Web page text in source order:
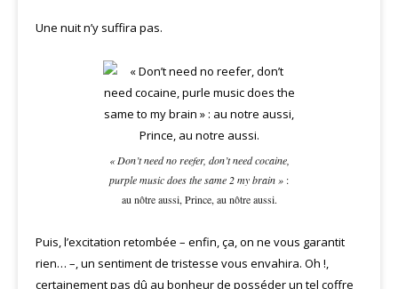
Une nuit n’y suffira pas.
« Don’t need no reefer, don’t need cocaine,
purple music does the same 2 my brain » :
au nôtre aussi, Prince, au nôtre aussi.
Puis, l’excitation retombée – enfin, ça, on ne vous garantit
rien… –, un sentiment de tristesse vous envahira. Oh !,
certainement pas dû au bonheur de posséder un tel coffre